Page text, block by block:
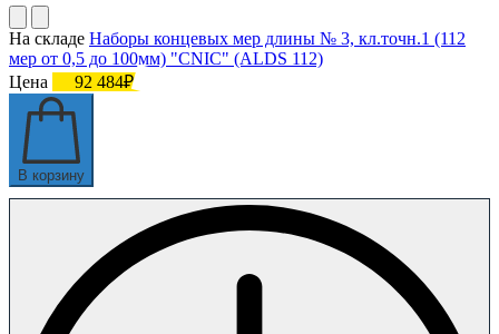
На складе Наборы концевых мер длины № 3, кл.точн.1 (112
мер от 0,5 до 100мм) "CNIC" (ALDS 112)
Цена
92 484₽
В корзину